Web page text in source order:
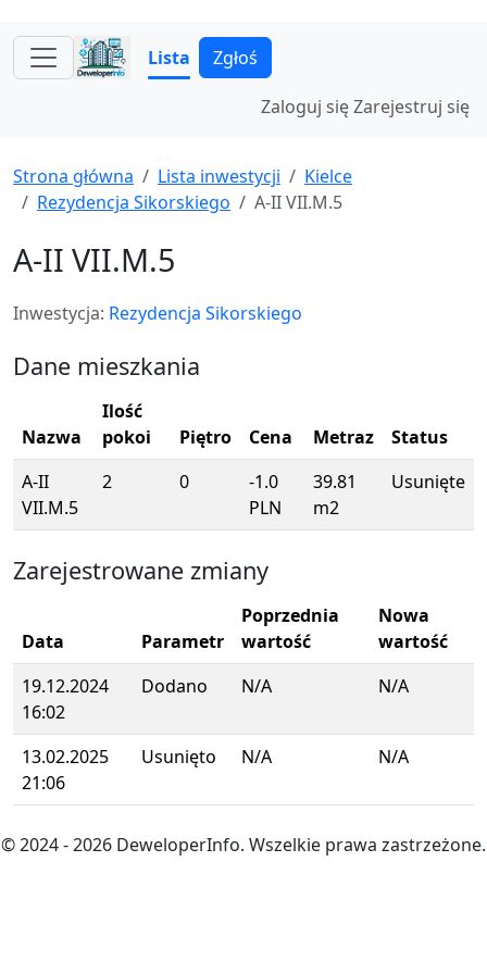
Lista Zgłoś
Zaloguj sięZarejestruj się
Strona główna Lista inwestycji
Kielce
Rezydencja Sikorskiego
A-II VII.M.5
A-II VII.M.5
Inwestycja: Rezydencja Sikorskiego
Dane mieszkania
Nazwa
Ilość
pokoi
Piętro Cena Metraz
Status
A-II
VII.M.5
2 0
-1.0
PLN
39.81
m2
Usunięte
Zarejestrowane zmiany
Data Parametr
Poprzednia
wartość
Nowa
wartość
19.12.2024
16:02
Dodano N/A N/A
13.02.2025
21:06
Usunięto N/A N/A
© 2024- 2026 DeweloperInfo. Wszelkie prawa zastrzeżone.